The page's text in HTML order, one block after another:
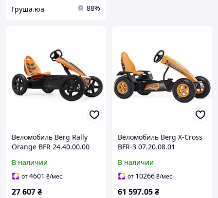
Груша.юа 88%
Веломобиль Berg Rally
Orange BFR 24.40.00.00
В наличии
от4601 ₴/мес
27 607₴
Веломобиль Berg X-Cross
BFR-3 07.20.08.01
В наличии
от 10266₴/мес
61 597.05₴